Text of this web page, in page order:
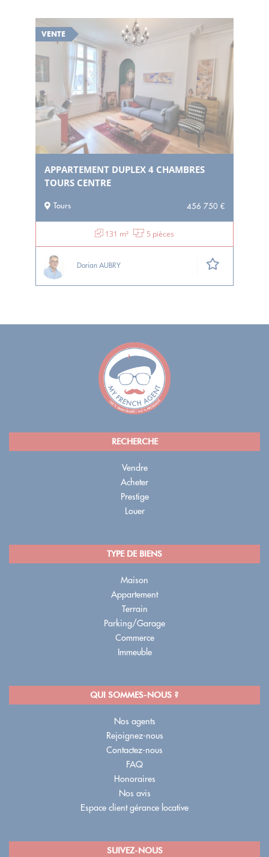
VENTE
APPARTEMENT DUPLEX 4 CHAMBRES
TOURS CENTRE
Tours 456 750 €
131 m² 5 pièces
Dorian AUBRY
RECHERCHE
Vendre
Acheter
Prestige
Louer
TYPE DE BIENS
Maison
Appartement
Terrain
Parking/Garage
Commerce
Immeuble
QUI SOMMES-NOUS ?
Nos agents
Rejoignez-nous
Contactez-nous
FAQ
Honoraires
Nos avis
Espace client gérance locative
SUIVEZ-NOUS